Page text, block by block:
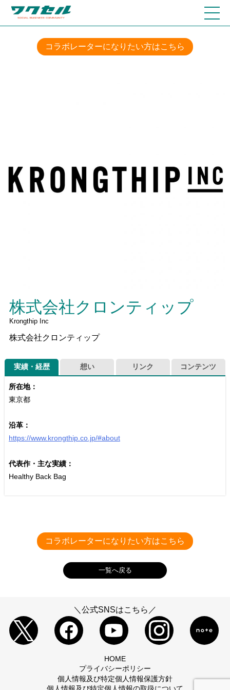
コラボレーターになりたい方はこちら
株式会社クロンティップ
Krongthip Inc
株式会社クロンティップ
実績・経歴
所在地：
東京都
沿革：
https://www.krongthip.co.jp/#about
代表作・主な実績：
Healthy Back Bag
想い リンク コンテンツ
コラボレーターになりたい方はこちら
一覧へ戻る
＼公式SNSはこちら／
HOME
プライバシーポリシー
個人情報及び特定個人情報保護方針